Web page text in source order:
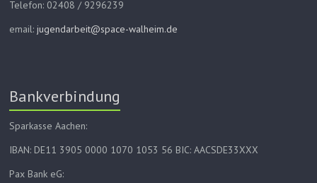
Telefon: 02408 / 9296239
email:jugendarbeit@space-walheim.de
Bankverbindung
Sparkasse Aachen:
IBAN: DE11 3905 0000 1070 1053 56 BIC: AACSDE33XXX
Pax Bank eG: